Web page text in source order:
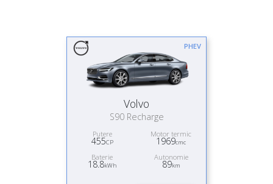
PHEV
Volvo
S90 Recharge
Putere
455CP
Motor termic
1969cmc
Baterie
18.8kWh
Autonomie
89km